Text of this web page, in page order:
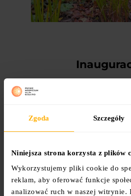
Zgoda Szczegóły
Niniejsza strona korzysta z plików
Wykorzystujemy pliki cookie do
reklam, aby oferować funkcje
analizować ruch w naszej witrynie.
Międzynarodowego Dnia
szpitalami, urzędami, w
organizują zbiórki na rzecz